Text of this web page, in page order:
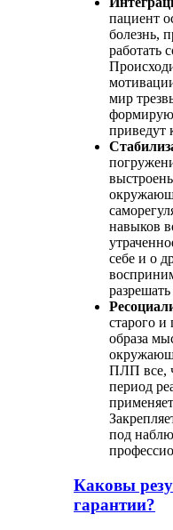
пациент
болезнь,
работать
мир
приведут
навыков
себе и о
старого и
образа
ПЛП все,
период
под
Каковы
гарантии?